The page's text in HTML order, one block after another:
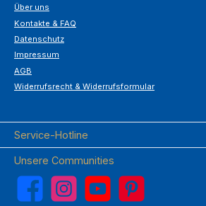
Über uns
Kontakte & FAQ
Datenschutz
Impressum
AGB
Widerrufsrecht & Widerrufsformular
Service-Hotline
Unsere Communities
Facebook Instagram YouTube Pinterest